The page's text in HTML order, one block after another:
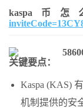
kaspa币
关键要点：
Kaspa (KAS)
机制提供的安